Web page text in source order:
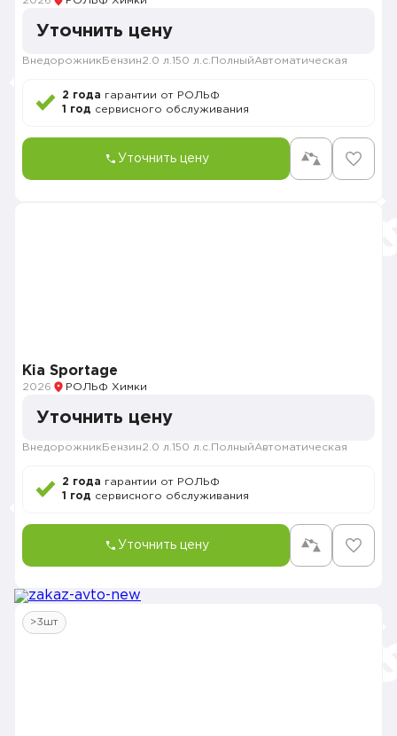
Уточнить цену
Внедорожник Бензин2.0 л. 150 л.с. ПолныйАвтоматическая
2 года гарантии от РОЛЬФ
1 год сервисного обслуживания
Уточнить цену
Kia Sportage
2026 РОЛЬФ Химки
Уточнить цену
Внедорожник Бензин2.0 л. 150 л.с. ПолныйАвтоматическая
2 года гарантии от РОЛЬФ
1 год сервисного обслуживания
Уточнить цену
>3шт